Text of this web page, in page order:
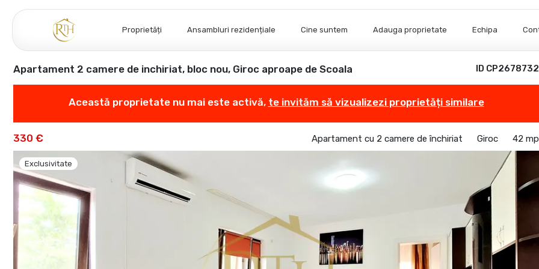
Proprietăți Ansambluri rezidențiale Cine suntem Adauga proprietate Echipa
ID CP2678732
Apartament 2 camere de inchiriat, bloc nou, Giroc aproape de Scoala
Această proprietate nu mai este activă, te invităm să vizualizezi proprietăți similare
330 € Apartament cu 2 camere de închiriat Giroc 42 mp
Exclusivitate